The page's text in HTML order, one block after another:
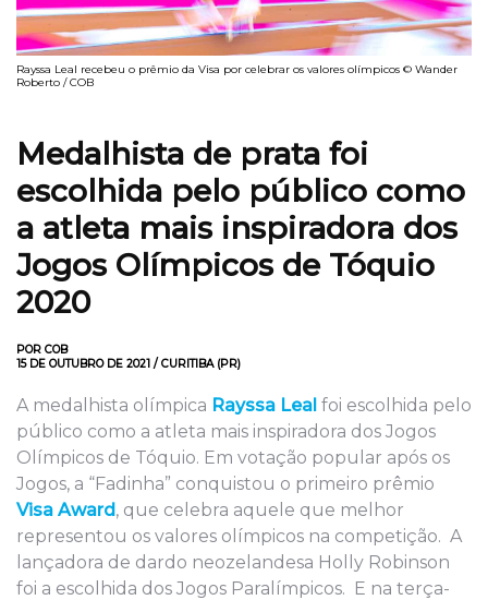
Rayssa Leal recebeu o prêmio da Visa por celebrar os valores olímpicos © Wander
Roberto / COB
Medalhista de prata foi
escolhida pelo público como
a atleta mais inspiradora dos
Jogos Olímpicos de Tóquio
2020
POR COB
15 DE OUTUBRO DE 2021 / CURITIBA (PR)
A medalhista olímpica Rayssa Leal foi escolhida pelo
público como a atleta mais inspiradora dos Jogos
Olímpicos de Tóquio. Em votação popular após os
Jogos, a “Fadinha” conquistou o primeiro prêmio
Visa Award, que celebra aquele que melhor
representou os valores olímpicos na competição. A
lançadora de dardo neozelandesa Holly Robinson
foi a escolhida dos Jogos Paralímpicos. E na terça-